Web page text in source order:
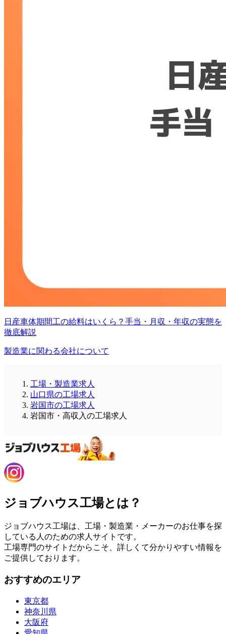
日産車体期間工の給料はいくら？手当・月収・年収の実態を
徹底解説
製造業に関わる会社について
工場・製造業求人
山口県の工場求人
岩国市の工場求人
岩国市・高収入の工場求人
ジョブハウス工場とは？
ジョブハウス工場は、工場・製造業・メーカーのお仕事を探
している人のための求人サイトです。
工場専門のサイトだからこそ、詳しくて分かりやすい情報を
ご提供しております。
おすすめのエリア
東京都
神奈川県
大阪府